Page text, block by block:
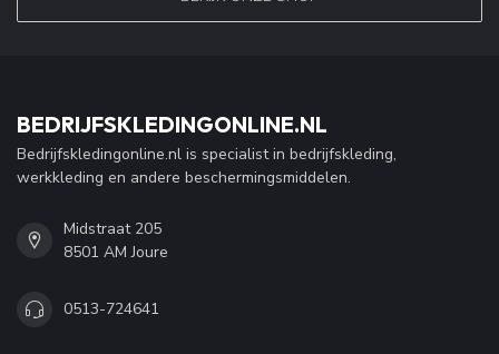
BEDRIJFSKLEDINGONLINE.NL
Bedrijfskledingonline.nl is specialist in bedrijfskleding,
werkkleding en andere beschermingsmiddelen.
Midstraat 205
8501 AM Joure
0513-724641